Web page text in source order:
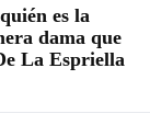
es la
dama que
La Espriella